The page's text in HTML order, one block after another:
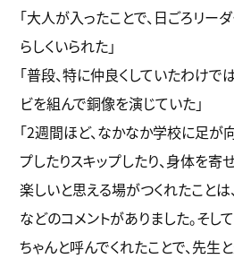
「大人が入ったことで、日ごろリー
らしくいられた」
「普段、特に仲良くしていたわけ
ビを組んで銅像を演じていた」
「2週間ほど、なかなか学校に足が
プしたりスキップしたり、身体を寄
楽しいと思える場がつくれたことは
などのコメントがありました。そし
ちゃんと呼んでくれたことで、先生